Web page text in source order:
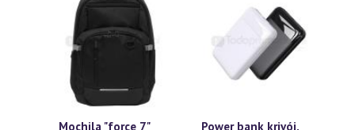
Mochila "force 7" Power bank krivói.